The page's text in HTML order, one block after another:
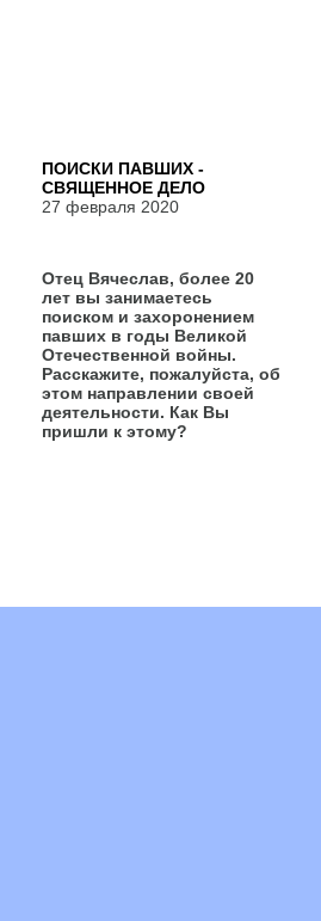
ПОИСКИ ПАВШИХ -
СВЯЩЕННОЕ ДЕЛО
27 февраля 2020
Отец Вячеслав, более 20
лет вы занимаетесь
поиском и захоронением
павших в годы Великой
Отечественной войны.
Расскажите, пожалуйста, об
этом направлении своей
деятельности. Как Вы
пришли к этому?